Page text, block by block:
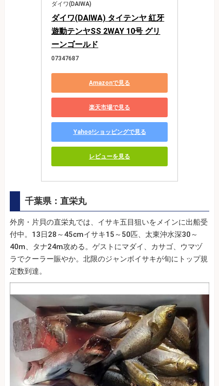
ダイワ(DAIWA)
ダイワ(DAIWA) タイテンヤ 紅牙
遊動テンヤSS 2WAY 10号 グリ
ーンゴールド
07347687
Amazonで見る
楽天市場で見る
Yahoo!ショッピングで見る
レビューを見る
千葉県：直栄丸
外房・片貝の直栄丸では、イサキ五目狙いをメインに出船受
付中。13日28～45cmイサキ15～50匹、太東沖水深30～
40m、タナ24m攻める。ゲストにマダイ、カサゴ、ウマヅ
ラでクーラー賑やか。北限のジャンボイサキが旬にトップ規
定数到達。